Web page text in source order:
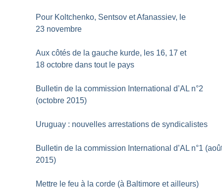
Pour Koltchenko, Sentsov et Afanassiev, le
23 novembre
Aux côtés de la gauche kurde, les 16, 17 et
18 octobre dans tout le pays
Bulletin de la commission International d’AL n°2
(octobre 2015)
Uruguay : nouvelles arrestations de syndicalistes
Bulletin de la commission International d’AL n°1
2015)
Mettre le feu à la corde (à Baltimore et ailleurs)